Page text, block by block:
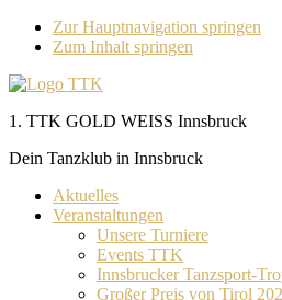
Zur Hauptnavigation springen
Zum Inhalt springen
1. TTK GOLD WEISS Innsbruck
Dein Tanzklub in Innsbruck
Aktuelles
Veranstaltungen
Unsere Turniere
Events TTK
Innsbrucker Tanzsport-
Großer Preis von Tirol